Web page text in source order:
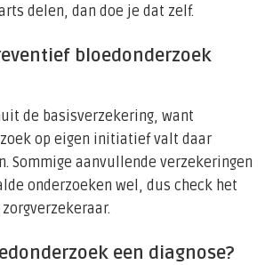
delen, dan doe je dat zelf.
bloedonderzoek
de basisverzekering, want
op eigen initiatief valt daar
Sommige aanvullende verzekeringen
onderzoeken wel, dus check het
een diagnose?